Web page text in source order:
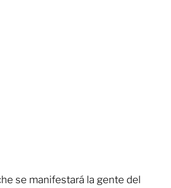
se manifestará la gente del